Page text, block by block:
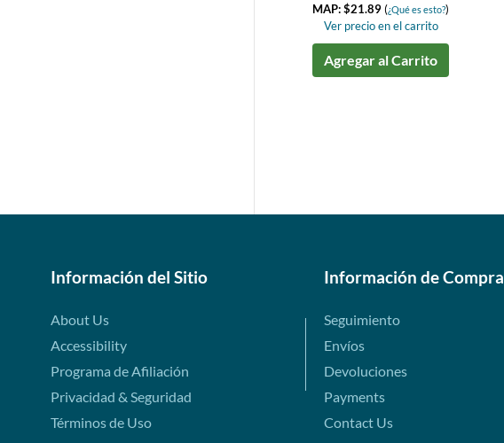
MAP: $21.89(¿Qué es esto?)
Ver precio en el carrito
Agregar al Carrito
Información del Sitio
About Us
Accessibility
Programa de Afiliación
Privacidad & Seguridad
Términos de Uso
Información de Compra
Seguimiento
Envíos
Devoluciones
Payments
Contact Us